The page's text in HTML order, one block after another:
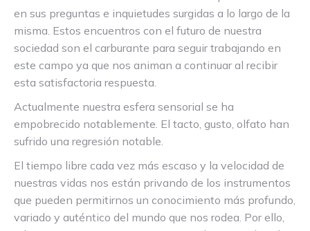
en sus preguntas e inquietudes surgidas a lo largo de la
misma. Estos encuentros con el futuro de nuestra
sociedad son el carburante para seguir trabajando en
este campo ya que nos animan a continuar al recibir
esta satisfactoria respuesta.
Actualmente nuestra esfera sensorial se ha
empobrecido notablemente. El tacto, gusto, olfato han
sufrido una regresión notable.
El tiempo libre cada vez más escaso y la velocidad de
nuestras vidas nos están privando de los instrumentos
que pueden permitirnos un conocimiento más profundo,
variado y auténtico del mundo que nos rodea. Por ello,